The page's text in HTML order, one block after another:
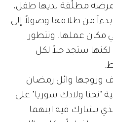
مطلّقة لديها طفل،
من طلاقها وصولاً إلى
مكان عملها. وتتطور
لكنها ستجد حلاً لكل
وزوجها وائل رمضان
ولادك سوريا" على
يشارك فيه ابنهما